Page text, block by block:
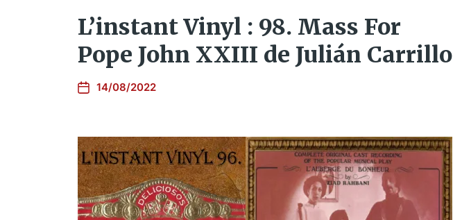
L’instant Vinyl : 98. Mass For
Pope John XXIII de Julián Carrillo
14/08/2022